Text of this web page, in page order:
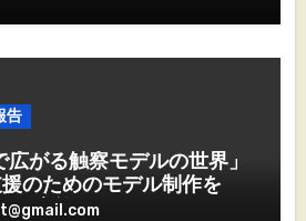
告
広がる触察モデルの世界」
のためのモデル制作を体
実施しました。